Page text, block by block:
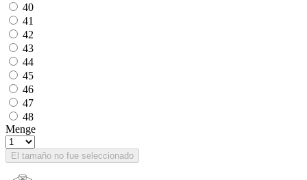
40
41
42
43
44
45
46
47
48
Menge
El tamaño no fue seleccionado